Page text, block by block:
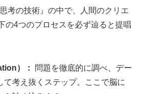
考の技術』の中で、人間のクリエ
の4つのプロセスを必ず辿ると提唱
）：
問題を徹底的に調べ、デー
て考え抜くステップ。ここで脳に